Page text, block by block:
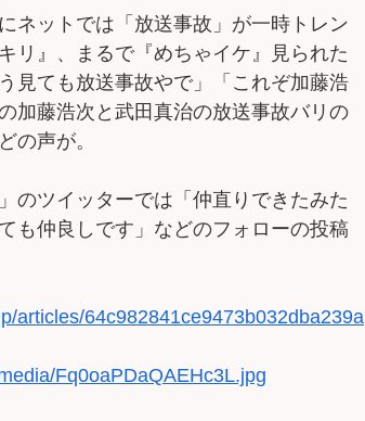
ネットでは「放送事故」が一時トレン
リ』、まるで『めちゃイケ』見られた
見ても放送事故やで」「これぞ加藤浩
加藤浩次と武田真治の放送事故バリの
の声が。
のツイッターでは「仲直りできたみた
も仲良しです」などのフォローの投稿
articles/64c982841ce9473b032dba239a
Fq0oaPDaQAEHc3L.jpg